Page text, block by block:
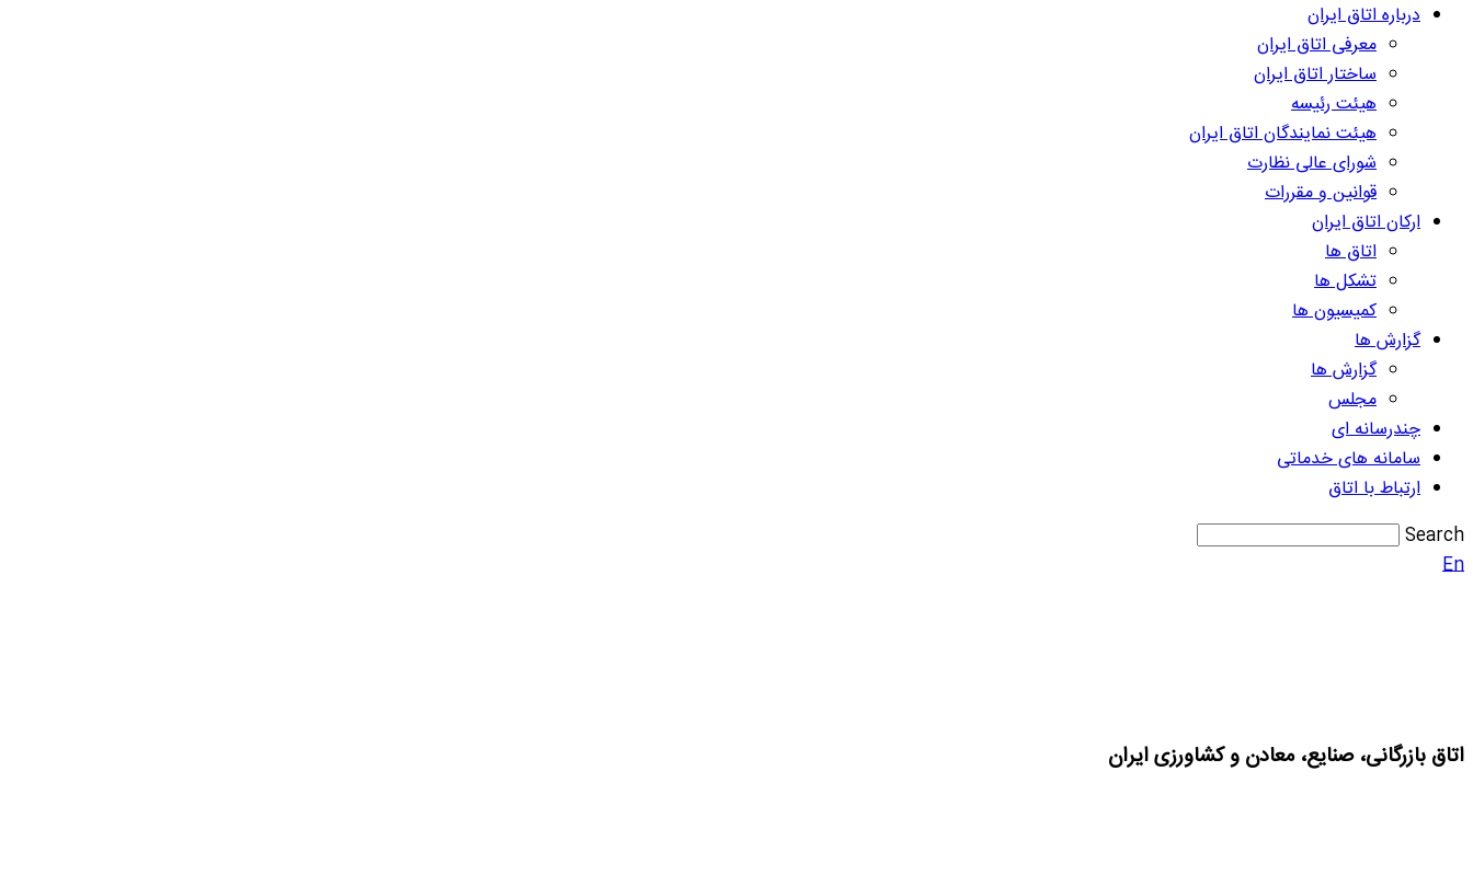
درباره اتاق ایران
معرفی اتاق ایران
ساختار اتاق ایران
هیئت رئیسه
هیئت نمایندگان اتاق ایران
شورای عالی نظارت
قوانین و مقررات
ارکان اتاق ایران
اتاق ها
تشکل ها
کمیسیون ها
گزارش ها
گزارش ها
مجلس
چندرسانه ای
سامانه های خدماتی
ارتباط با اتاق
Search
En
اتاق بازرگانی، صنایع، معادن و کشاورزی ایران